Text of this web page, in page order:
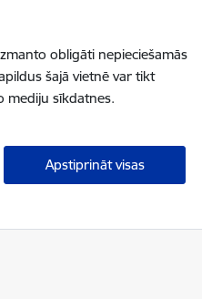
obligāti nepieciešamās
šajā vietnē var tikt
mediju sīkdatnes.
Apstiprināt visas